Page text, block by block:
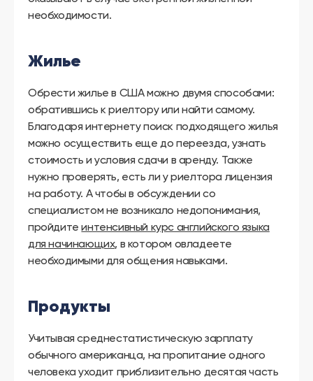
необходимости.
Жилье
Обрести жилье в США можно двумя способами:
обратившись к риелтору или найти самому.
Благодаря интернету поиск подходящего жилья
можно осуществить еще до переезда, узнать
стоимость и условия сдачи в аренду. Также
нужно проверять, есть ли у риелтора лицензия
на работу. А чтобы в обсуждении со
специалистом не возникало недопонимания,
пройдитеинтенсивный курс английского языка
для начинающих, в котором овладеете
необходимыми для общения навыками.
Продукты
Учитывая среднестатистическую зарплату
обычного американца, на пропитание одного
человека уходит приблизительно десятая часть